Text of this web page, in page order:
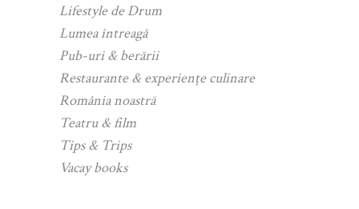
Lifestyle de Drum
Lumea întreagă
Pub-uri & berării
Restaurante & experiențe culinare
România noastră
Teatru & film
Tips & Trips
Vacay books